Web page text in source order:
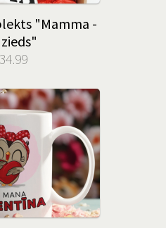
"Mamma -